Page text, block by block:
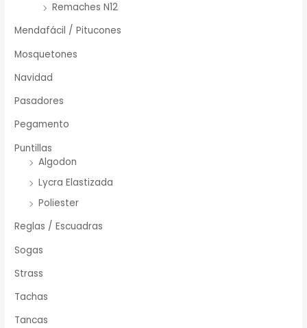
Remaches N12
Mendafácil / Pitucones
Mosquetones
Navidad
Pasadores
Pegamento
Puntillas
Algodon
Lycra Elastizada
Poliester
Reglas / Escuadras
Sogas
Strass
Tachas
Tancas